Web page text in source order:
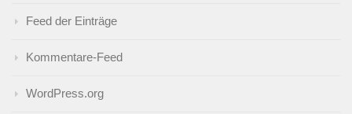
Feed der Einträge
Kommentare-Feed
WordPress.org